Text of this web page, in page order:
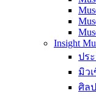
Insight
ปร
มิว
ศิล